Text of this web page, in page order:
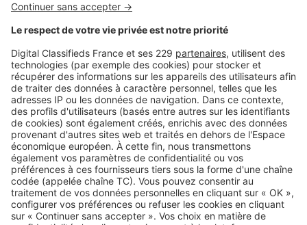
Réglementations
Puis-je étendre mon linge sur mon
balcon ou à ma fenêtre ?
Image
Réglementations
Comment se calcule la surface
habitable dans un logement neuf ?